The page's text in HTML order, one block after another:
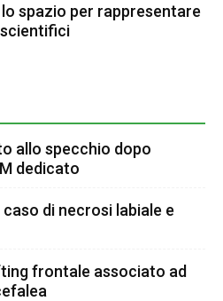
spazio per rappresentare
allo specchio dopo
dedicato
di necrosi labiale e
frontale associato ad